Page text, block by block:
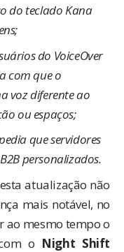
do teclado Kana
do VoiceOver
com que o
voz diferente ao
ou espaços;
que servidores
personalizados.
atualização não
mais notável, no
ao mesmo tempo o
o Night Shift